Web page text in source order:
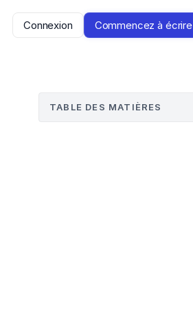
Connexion Commencez à écrire
TABLE DES MATIÈRES